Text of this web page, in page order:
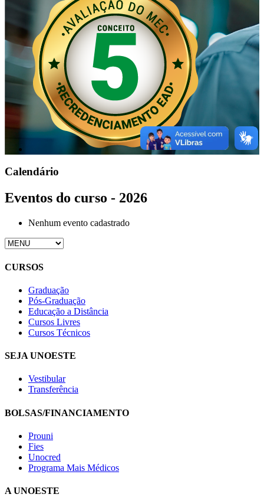
Calendário
Eventos do curso - 2026
Nenhum evento cadastrado
CURSOS
Graduação
Pós-Graduação
Educação a Distância
Cursos Livres
Cursos Técnicos
SEJA UNOESTE
Vestibular
Transferência
BOLSAS/FINANCIAMENTO
Prouni
Fies
Unocred
Programa Mais Médicos
A UNOESTE